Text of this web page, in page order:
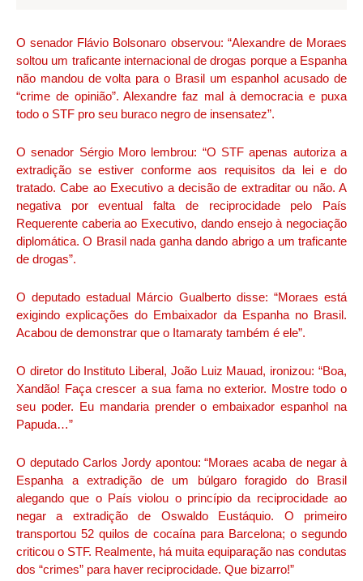
O senador Flávio Bolsonaro observou: “Alexandre de Moraes
soltou um traficante internacional de drogas porque a Espanha
não mandou de volta para o Brasil um espanhol acusado de
“crime de opinião”. Alexandre faz mal à democracia e puxa
todo o STF pro seu buraco negro de insensatez”.
O senador Sérgio Moro lembrou: “O STF apenas autoriza a
extradição se estiver conforme aos requisitos da lei e do
tratado. Cabe ao Executivo a decisão de extraditar ou não. A
negativa por eventual falta de reciprocidade pelo País
Requerente caberia ao Executivo, dando ensejo à negociação
diplomática. O Brasil nada ganha dando abrigo a um traficante
de drogas”.
O deputado estadual Márcio Gualberto disse: “Moraes está
exigindo explicações do Embaixador da Espanha no Brasil.
Acabou de demonstrar que o Itamaraty também é ele”.
O diretor do Instituto Liberal, João Luiz Mauad, ironizou: “Boa,
Xandão! Faça crescer a sua fama no exterior. Mostre todo o
seu poder. Eu mandaria prender o embaixador espanhol na
Papuda…”
O deputado Carlos Jordy apontou: “Moraes acaba de negar à
Espanha a extradição de um búlgaro foragido do Brasil
alegando que o País violou o princípio da reciprocidade ao
negar a extradição de Oswaldo Eustáquio. O primeiro
transportou 52 quilos de cocaína para Barcelona; o segundo
criticou o STF. Realmente, há muita equiparação nas condutas
dos “crimes” para haver reciprocidade. Que bizarro!”